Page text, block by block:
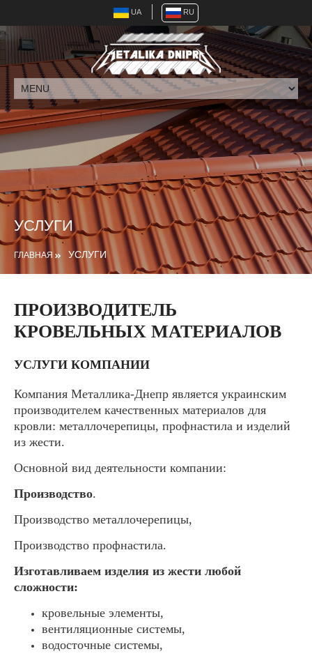
UA RU
УСЛУГИ
ГЛАВНАЯ УСЛУГИ
ПРОИЗВОДИТЕЛЬ
КРОВЕЛЬНЫХ МАТЕРИАЛОВ
УСЛУГИ КОМПАНИИ
Компания Металлика-Днепр является украинским
производителем качественных материалов для
кровли: металлочерепицы, профнастила и изделий
из жести.
Основной вид деятельности компании:
Производство.
Производство металлочерепицы,
Производство профнастила.
Изготавливаем изделия из жести любой
сложности:
кровельные элементы,
вентиляционные системы,
водосточные системы,